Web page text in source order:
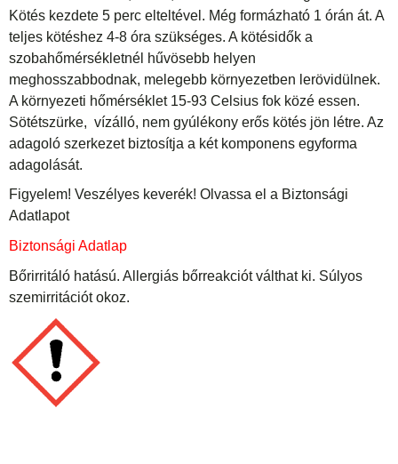
Kötés kezdete 5 perc elteltével. Még formázható 1 órán át. A
teljes kötéshez 4-8 óra szükséges. A kötésidők a
szobahőmérsékletnél hűvösebb helyen
meghosszabbodnak, melegebb környezetben lerövidülnek.
A környezeti hőmérséklet 15-93 Celsius fok közé essen.
Sötétszürke, vízálló, nem gyúlékony erős kötés jön létre. Az
adagoló szerkezet biztosítja a két komponens egyforma
adagolását.
Figyelem! Veszélyes keverék! Olvassa el a Biztonsági
Adatlapot
Biztonsági Adatlap
Bőrirritáló hatású. Allergiás bőrreakciót válthat ki. Súlyos
szemirritációt okoz.